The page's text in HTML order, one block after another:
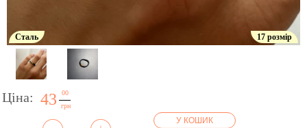
Сталь 17 розмір
Ціна: 43
00
грн
У КОШИК